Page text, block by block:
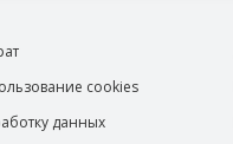
cookies
данных